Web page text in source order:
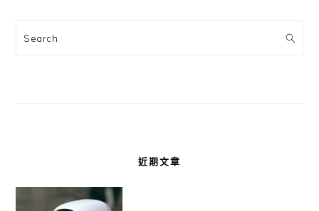
Search
近期文章